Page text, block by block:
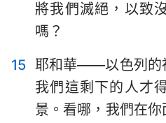
將我們滅絕，以致
嗎？
15 耶和華——以色列的
我們這剩下的人才
景。看哪，我們在